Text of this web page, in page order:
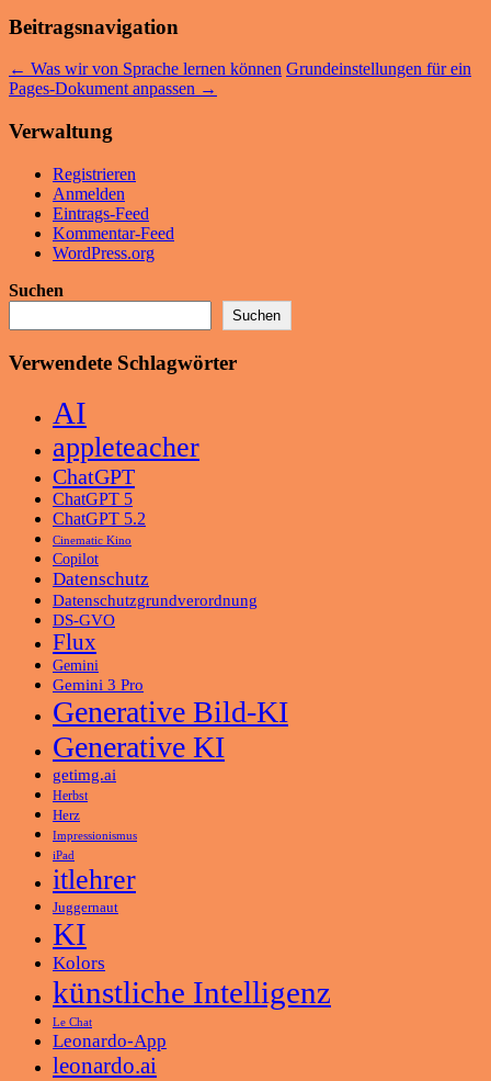
Beitragsnavigation
← Was wir von Sprache lernen können Grundeinstellungen für ein
Pages-Dokument anpassen →
Verwaltung
Registrieren
Anmelden
Eintrags-Feed
Kommentar-Feed
WordPress.org
Suchen
Suchen
Verwendete Schlagwörter
AI
appleteacher
ChatGPT
ChatGPT 5
ChatGPT 5.2
Cinematic Kino
Copilot
Datenschutz
Datenschutzgrundverordnung
DS-GVO
Flux
Gemini
Gemini 3 Pro
Generative Bild-KI
Generative KI
getimg.ai
Herbst
Herz
Impressionismus
iPad
itlehrer
Juggernaut
KI
Kolors
künstliche Intelligenz
Le Chat
Leonardo-App
leonardo.ai